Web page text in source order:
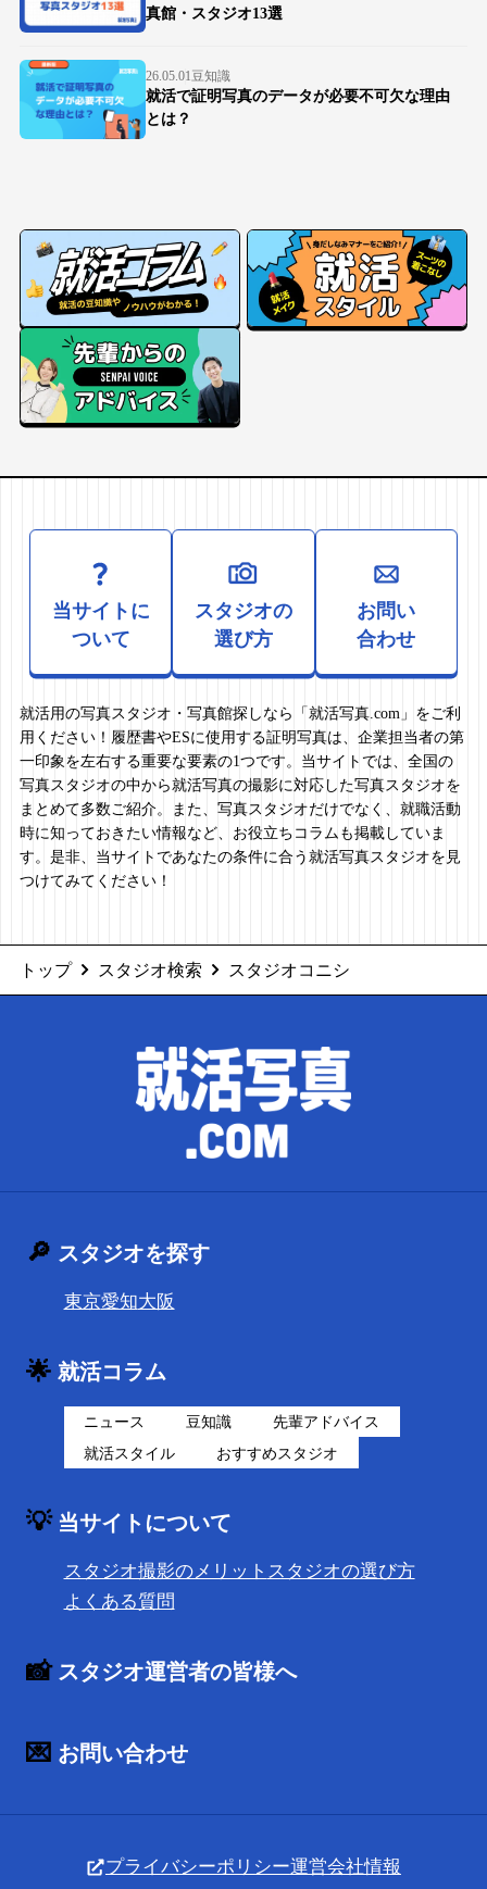
真館・スタジオ13選
26.05.01豆知識
就活で証明写真のデータが必要不可欠な理由
とは？
当サイトに
ついて
スタジオの
選び方
お問い
合わせ
就活用の写真スタジオ・写真館探しなら「就活写真.com」をご利
用ください！履歴書やESに使用する証明写真は、企業担当者の第
一印象を左右する重要な要素の1つです。当サイトでは、全国の
写真スタジオの中から就活写真の撮影に対応した写真スタジオを
まとめて多数ご紹介。また、写真スタジオだけでなく、就職活動
時に知っておきたい情報など、お役立ちコラムも掲載していま
す。是非、当サイトであなたの条件に合う就活写真スタジオを見
つけてみてください！
トップ スタジオ検索 スタジオコニシ
🔎 スタジオを探す
東京愛知大阪
🌟 就活コラム
ニュース 豆知識
先輩アドバイス
就活スタイル
おすすめスタジオ
💡 当サイトについて
スタジオ撮影のメリット スタジオの選び方
よくある質問
📸 スタジオ運営者の皆様へ
💌 お問い合わせ
プライバシーポリシー運営会社情報